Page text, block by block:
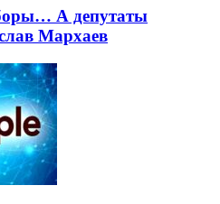
А депутаты
Мархаев